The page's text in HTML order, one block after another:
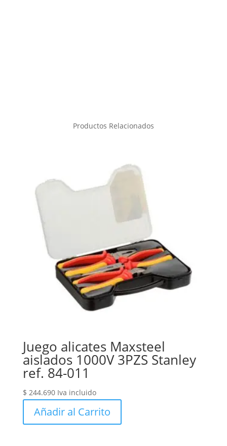
Productos Relacionados
Juego alicates Maxsteel
aislados 1000V 3PZS Stanley
ref. 84-011
$ 244.690 Iva incluido
Añadir al Carrito